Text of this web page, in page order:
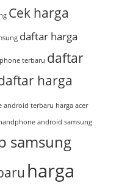
Cek harga
daftar harga
terbaru daftar
harga
android terbaru harga acer
android samsung
samsung
harga